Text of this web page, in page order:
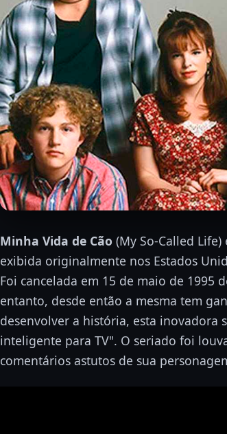
Minha Vida de Cão (My So-Called
exibida originalmente nos Estados
Foi cancelada em 15 de maio de 1995
entanto, desde então a mesma tem
desenvolver a história, esta inovadora
inteligente para TV". O seriado foi
comentários astutos de sua